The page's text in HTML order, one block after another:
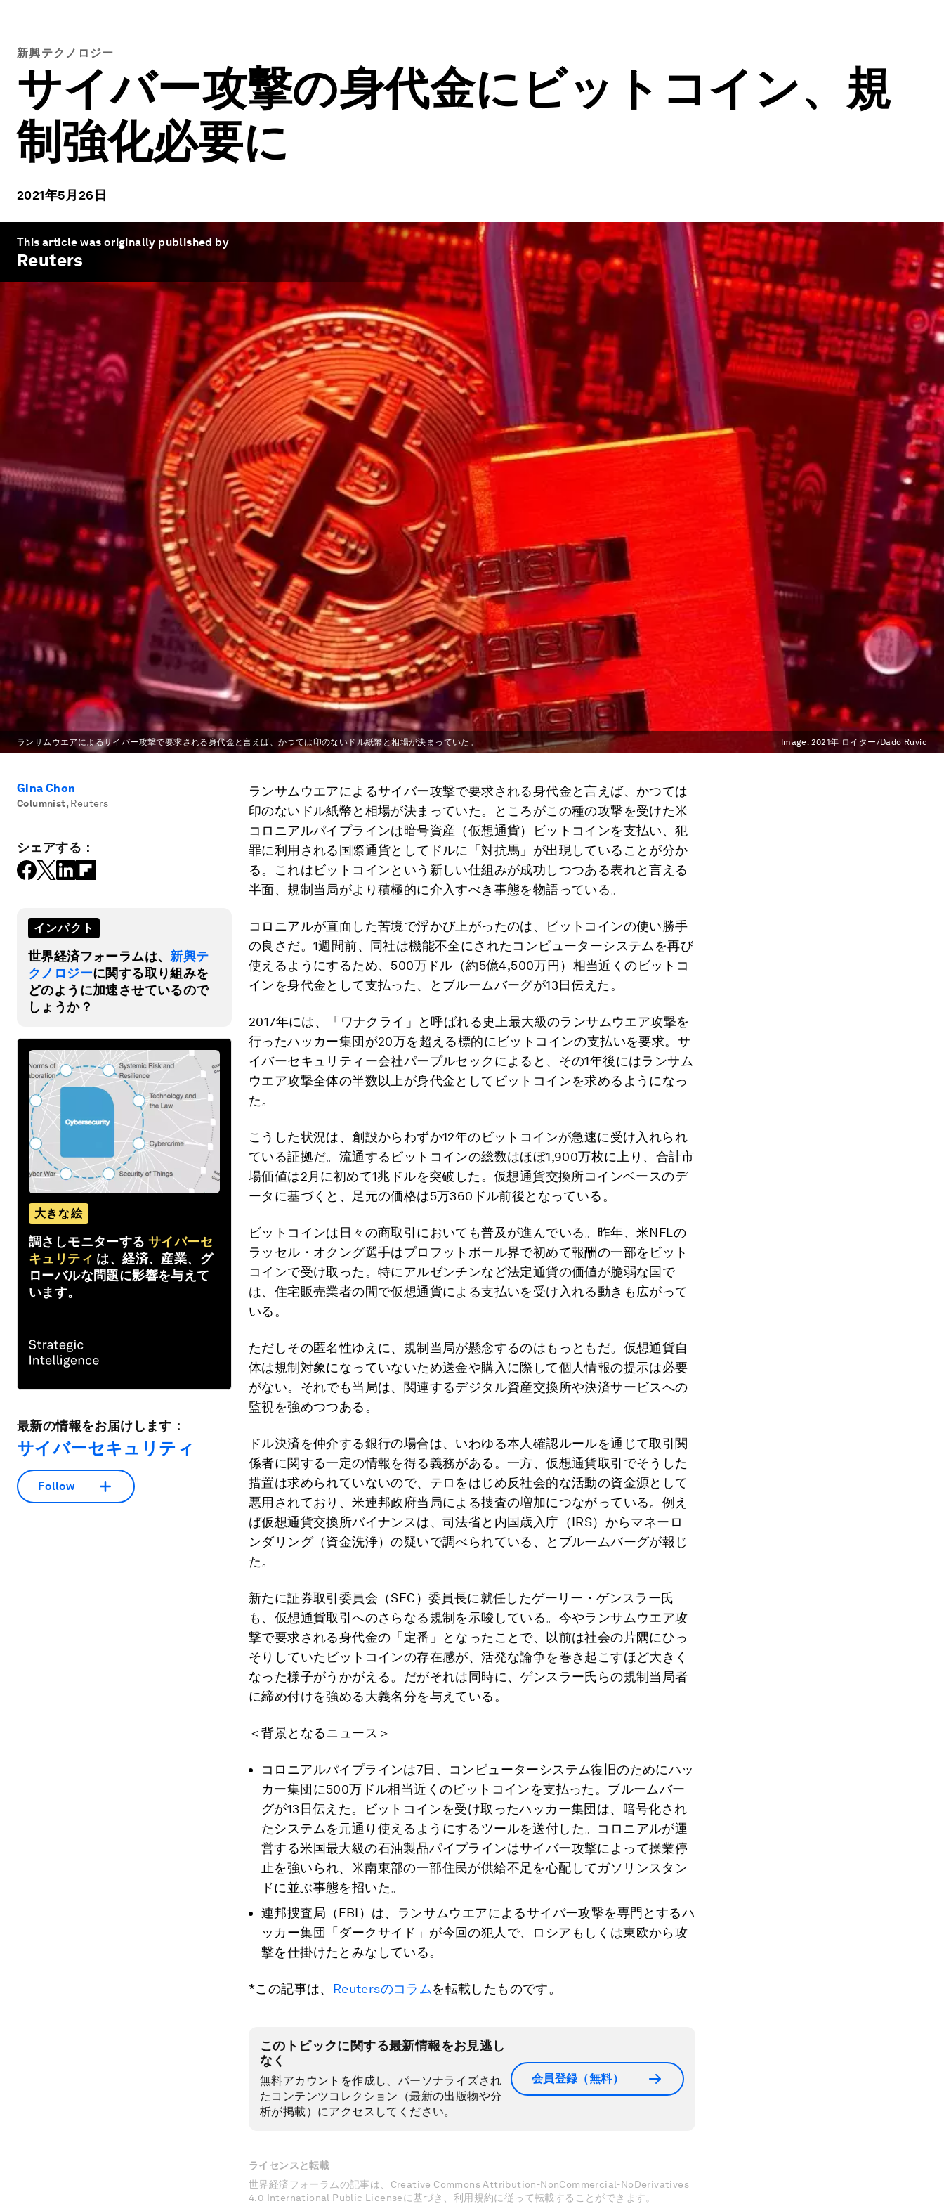
新興テクノロジー
サイバー攻撃の身代金にビットコイン、規
制強化必要に
2021年5月26日
This article was originally published by
Reuters
ランサムウエアによるサイバー攻撃で要求される身代金と言えば、かつては印のないドル紙幣と相場が決まっていた。 Image: 2021年 ロイター/Dado Ruvic
Gina Chon
Columnist, Reuters
シェアする：
インパクト
世界経済フォーラムは、 新興テ
クノロジーに関する取り組みを
どのように加速させているので
しょうか？
大きな絵
調さしモニターする サイバーセ
キュリティ は、経済、産業、グ
ローバルな問題に影響を与えて
います。
最新の情報をお届けします：
サイバーセキュリティ
Follow
ランサムウエアによるサイバー攻撃で要求される身代金と言えば、かつては
印のないドル紙幣と相場が決まっていた。ところがこの種の攻撃を受けた米
コロニアルパイプラインは暗号資産（仮想通貨）ビットコインを支払い、犯
罪に利用される国際通貨としてドルに「対抗馬」が出現していることが分か
る。これはビットコインという新しい仕組みが成功しつつある表れと言える
半面、規制当局がより積極的に介入すべき事態を物語っている。
コロニアルが直面した苦境で浮かび上がったのは、ビットコインの使い勝手
の良さだ。1週間前、同社は機能不全にされたコンピューターシステムを再び
使えるようにするため、500万ドル（約5億4,500万円）相当近くのビットコ
インを身代金として支払った、とブルームバーグが13日伝えた。
2017年には、「ワナクライ」と呼ばれる史上最大級のランサムウエア攻撃を
行ったハッカー集団が20万を超える標的にビットコインの支払いを要求。サ
イバーセキュリティー会社パープルセックによると、その1年後にはランサム
ウエア攻撃全体の半数以上が身代金としてビットコインを求めるようになっ
た。
こうした状況は、創設からわずか12年のビットコインが急速に受け入れられ
ている証拠だ。流通するビットコインの総数はほぼ1,900万枚に上り、合計市
場価値は2月に初めて1兆ドルを突破した。仮想通貨交換所コインベースのデ
ータに基づくと、足元の価格は5万360ドル前後となっている。
ビットコインは日々の商取引においても普及が進んでいる。昨年、米NFLの
ラッセル・オクング選手はプロフットボール界で初めて報酬の一部をビット
コインで受け取った。特にアルゼンチンなど法定通貨の価値が脆弱な国で
は、住宅販売業者の間で仮想通貨による支払いを受け入れる動きも広がって
いる。
ただしその匿名性ゆえに、規制当局が懸念するのはもっともだ。仮想通貨自
体は規制対象になっていないため送金や購入に際して個人情報の提示は必要
がない。それでも当局は、関連するデジタル資産交換所や決済サービスへの
監視を強めつつある。
ドル決済を仲介する銀行の場合は、いわゆる本人確認ルールを通じて取引関
係者に関する一定の情報を得る義務がある。一方、仮想通貨取引でそうした
措置は求められていないので、テロをはじめ反社会的な活動の資金源として
悪用されており、米連邦政府当局による捜査の増加につながっている。例え
ば仮想通貨交換所バイナンスは、司法省と内国歳入庁（IRS）からマネーロ
ンダリング（資金洗浄）の疑いで調べられている、とブルームバーグが報じ
た。
新たに証券取引委員会（SEC）委員長に就任したゲーリー・ゲンスラー氏
も、仮想通貨取引へのさらなる規制を示唆している。今やランサムウエア攻
撃で要求される身代金の「定番」となったことで、以前は社会の片隅にひっ
そりしていたビットコインの存在感が、活発な論争を巻き起こすほど大きく
なった様子がうかがえる。だがそれは同時に、ゲンスラー氏らの規制当局者
に締め付けを強める大義名分を与えている。
＜背景となるニュース＞
コロニアルパイプラインは7日、コンピューターシステム復旧のためにハッ
カー集団に500万ドル相当近くのビットコインを支払った。ブルームバー
グが13日伝えた。ビットコインを受け取ったハッカー集団は、暗号化され
たシステムを元通り使えるようにするツールを送付した。コロニアルが運
営する米国最大級の石油製品パイプラインはサイバー攻撃によって操業停
止を強いられ、米南東部の一部住民が供給不足を心配してガソリンスタン
ドに並ぶ事態を招いた。
連邦捜査局（FBI）は、ランサムウエアによるサイバー攻撃を専門とするハ
ッカー集団「ダークサイド」が今回の犯人で、ロシアもしくは東欧から攻
撃を仕掛けたとみなしている。
*この記事は、 Reutersのコラムを転載したものです。
このトピックに関する最新情報をお見逃し
なく
無料アカウントを作成し、パーソナライズされ
たコンテンツコレクション（最新の出版物や分
析が掲載）にアクセスしてください。
会員登録（無料）
ライセンスと転載
世界経済フォーラムの記事は、Creative Commons Attribution-NonCommercial-NoDerivatives
4.0 International Public Licenseに基づき、利用規約に従って転載することができます。